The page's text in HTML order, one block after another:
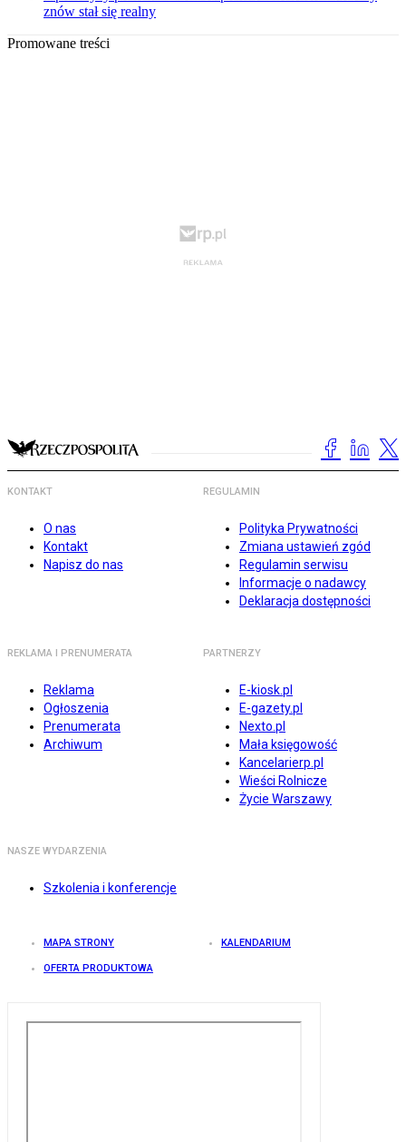
znów stał się realny
Promowane treści
KONTAKT
O nas
Kontakt
Napisz do nas
REGULAMIN
Polityka Prywatności
Zmiana ustawień zgód
Regulamin serwisu
Informacje o nadawcy
Deklaracja dostępności
REKLAMA I PRENUMERATA
Reklama
Ogłoszenia
Prenumerata
Archiwum
PARTNERZY
E-kiosk.pl
E-gazety.pl
Nexto.pl
Mała księgowość
Kancelarierp.pl
Wieści Rolnicze
Życie Warszawy
NASZE WYDARZENIA
Szkolenia i konferencje
MAPA STRONY KALENDARIUM
OFERTA PRODUKTOWA